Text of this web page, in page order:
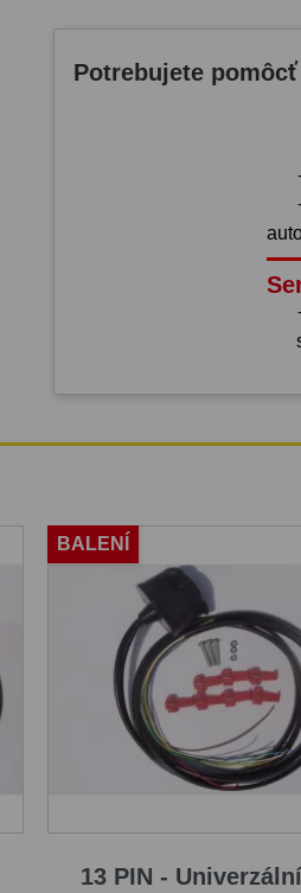
Potrebujete
13 PIN -
BALENÍ